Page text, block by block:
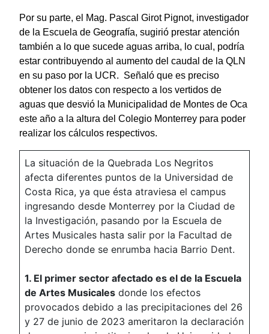
Por su parte, el Mag. Pascal Girot Pignot, investigador
de la Escuela de Geografía, sugirió prestar atención
también a lo que sucede aguas arriba, lo cual, podría
estar contribuyendo al aumento del caudal de la QLN
en su paso por la UCR. Señaló que es preciso
obtener los datos con respecto a los vertidos de
aguas que desvió la Municipalidad de Montes de Oca
este año a la altura del Colegio Monterrey para poder
realizar los cálculos respectivos.
La situación de la Quebrada Los Negritos
afecta diferentes puntos de la Universidad de
Costa Rica, ya que ésta atraviesa el campus
ingresando desde Monterrey por la Ciudad de
la Investigación, pasando por la Escuela de
Artes Musicales hasta salir por la Facultad de
Derecho donde se enrumba hacia Barrio Dent.
1. El primer sector afectado es el de la Escuela
de Artes Musicales donde los efectos
provocados debido a las precipitaciones del 26
y 27 de junio de 2023 ameritaron la declaración